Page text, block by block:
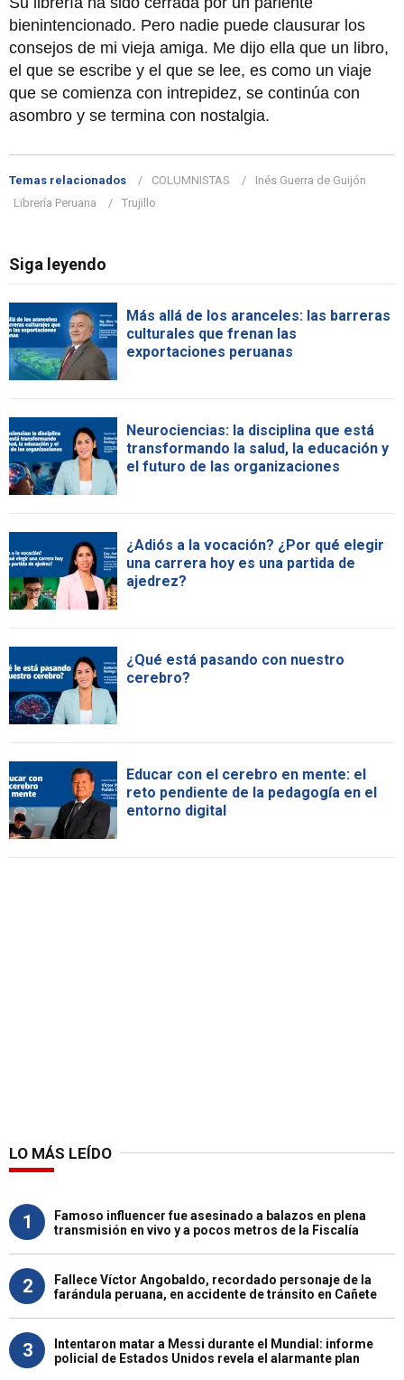
bienintencionado. Pero nadie puede clausurar los
consejos de mi vieja amiga. Me dijo ella que un libro,
el que se escribe y el que se lee, es como un viaje
que se comienza con intrepidez, se continúa con
asombro y se termina con nostalgia.
Temas relacionados COLUMNISTAS
Inés Guerra de Guijón
Librería Peruana
Trujillo
Siga leyendo
Más allá de los aranceles: las barreras
culturales que frenan las
exportaciones peruanas
Neurociencias: la disciplina que está
transformando la salud, la educación y
el futuro de las organizaciones
¿Adiós a la vocación? ¿Por qué elegir
una carrera hoy es una partida de
ajedrez?
¿Qué está pasando con nuestro
cerebro?
Educar con el cerebro en mente: el
reto pendiente de la pedagogía en el
entorno digital
LO MÁS LEÍDO
1
Famoso influencer fue asesinado a balazos en plena
transmisión en vivo y a pocos metros de la Fiscalía
2
Fallece Víctor Angobaldo, recordado personaje de la
farándula peruana, en accidente de tránsito en Cañete
3
Intentaron matar a Messi durante el Mundial: informe
policial de Estados Unidos revela el alarmante plan